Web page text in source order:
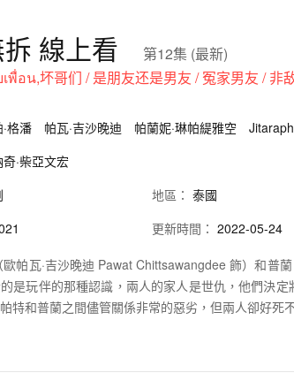
線上看
第12集 (最新)
พื่อน,坏哥们 / 是朋友还是男友 / 冤家男友 / 非
格潘 帕瓦·吉沙晚迪 帕蘭妮·琳帕緹雅空
·柴亞文宏
地區： 泰國
更新時間： 2022-05-24
歐帕瓦·吉沙晚迪 Pawat Chittsawangdee 飾）和普
是玩伴的那種認識，兩人的家人是世仇，他們決
特和普蘭之間儘管關係非常的惡劣，但兩人卻好